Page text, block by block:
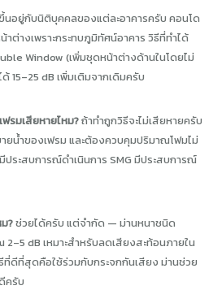
นอยู่กับนิติบุคคลของแต่ละอาคารครับ คอนโด
ต่างเพราะกระทบภูมิทัศน์อาคาร วิธีที่ทำได้
Window (เพิ่มชุดหน้าต่างด้านในโดยไม่
15–25 dB เพิ่มเติมจากเดิมครับ
ฟรมเสียหายไหม?ถ้าทำถูกวิธีจะไม่เสียหายครับ
ยน้ำของเฟรม และต้องควบคุมปริมาณโฟมไม่
ประสบการณ์ดำเนินการ SMG มีประสบการณ์
?ช่วยได้ครับ แต่จำกัด — ม่านหนาชนิด
dB เหมาะสำหรับลดเสียงสะท้อนภายใน
ดีที่สุดคือใช้ร่วมกับกระจกกันเสียง ม่านช่วย
ครับ